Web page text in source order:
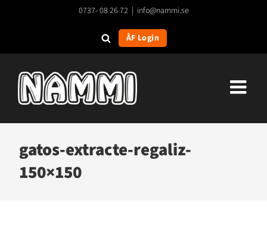
0737- 08 26 72 | info@nammi.se
ÅF Login
gatos-extracte-regaliz-
150×150